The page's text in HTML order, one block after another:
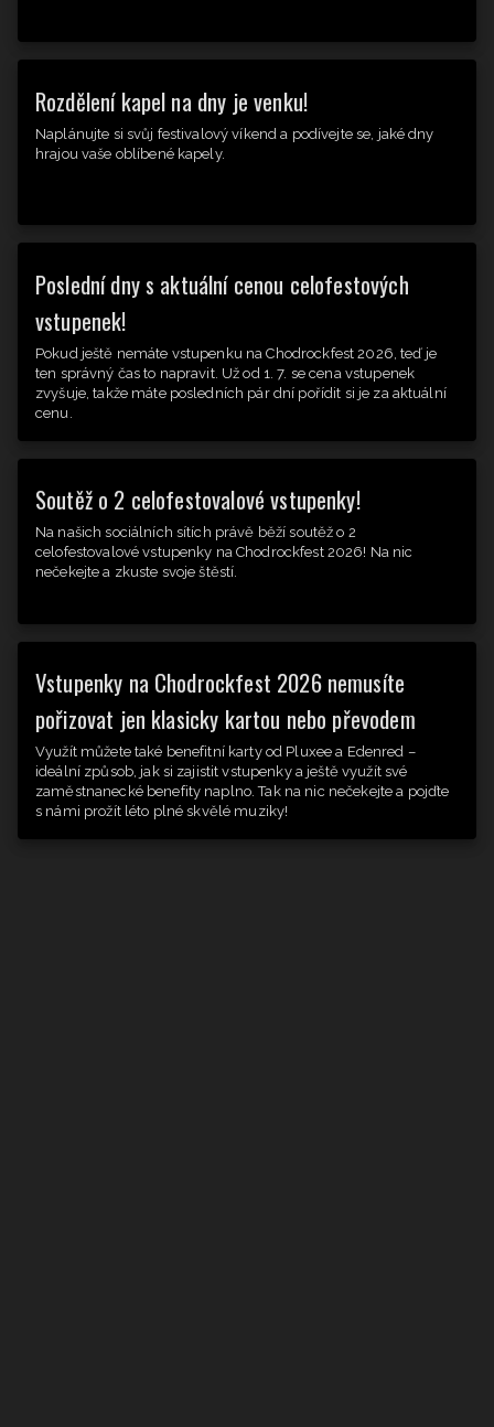
Rozdělení kapel na dny je venku!
Naplánujte si svůj festivalový víkend a podívejte se, jaké dny
hrajou vaše oblíbené kapely.
Poslední dny s aktuální cenou celofestových
vstupenek!
Pokud ještě nemáte vstupenku na Chodrockfest 2026, teď je
ten správný čas to napravit. Už od 1. 7. se cena vstupenek
zvyšuje, takže máte posledních pár dní pořídit si je za aktuální
cenu.
Soutěž o 2 celofestovalové vstupenky!
Na našich sociálních sítích právě běží soutěž o 2
celofestovalové vstupenky na Chodrockfest 2026! Na nic
nečekejte a zkuste svoje štěstí.
Vstupenky na Chodrockfest 2026 nemusíte
pořizovat jen klasicky kartou nebo převodem
Využít můžete také benefitní karty od Pluxee a Edenred –
ideální způsob, jak si zajistit vstupenky a ještě využít své
zaměstnanecké benefity naplno. Tak na nic nečekejte a pojďte
s námi prožít léto plné skvělé muziky!